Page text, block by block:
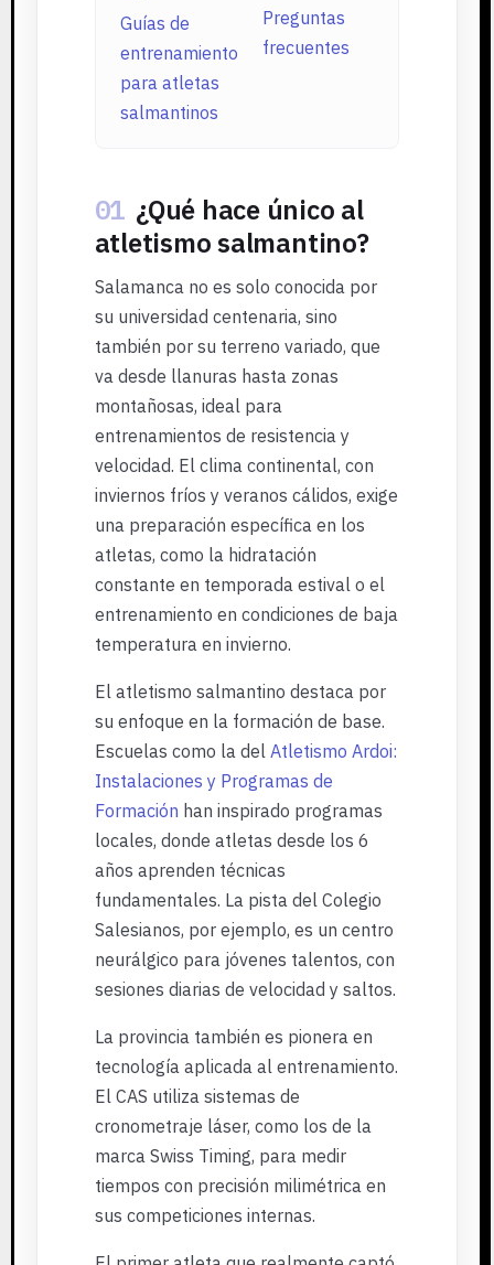
Guías de
entrenamiento
para atletas
salmantinos
Preguntas
frecuentes
01 ¿Qué hace único al
atletismo salmantino?
Salamanca no es solo conocida por
su universidad centenaria, sino
también por su terreno variado, que
va desde llanuras hasta zonas
montañosas, ideal para
entrenamientos de resistencia y
velocidad. El clima continental, con
inviernos fríos y veranos cálidos, exige
una preparación específica en los
atletas, como la hidratación
constante en temporada estival o el
entrenamiento en condiciones de baja
temperatura en invierno.
El atletismo salmantino destaca por
su enfoque en la formación de base.
Escuelas como la del Atletismo Ardoi:
Instalaciones y Programas de
Formación han inspirado programas
locales, donde atletas desde los 6
años aprenden técnicas
fundamentales. La pista del Colegio
Salesianos, por ejemplo, es un centro
neurálgico para jóvenes talentos, con
sesiones diarias de velocidad y saltos.
La provincia también es pionera en
tecnología aplicada al entrenamiento.
El CAS utiliza sistemas de
cronometraje láser, como los de la
marca Swiss Timing, para medir
tiempos con precisión milimétrica en
sus competiciones internas.